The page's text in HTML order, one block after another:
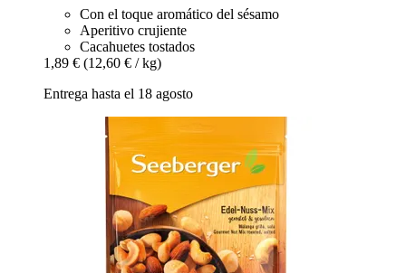
Con el toque aromático del sésamo
Aperitivo crujiente
Cacahuetes tostados
1,89 € (12,60 € / kg)
Entrega hasta el 18 agosto